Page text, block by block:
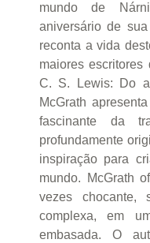
mundo de
aniversário de
reconta a vida
maiores
C. S. Lewis: Do
McGrath
fascinante da
profundamente
inspiração para
mundo. McGrath
vezes chocante,
complexa, em
embasada. O